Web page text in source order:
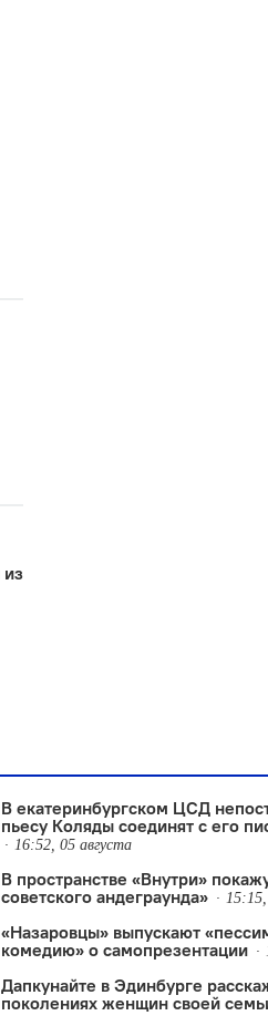
из
В екатеринбургском ЦСД
пьесу Коляды соединят с его
16:52, 05 августа
В пространстве «Внутри»
советского андеграунда»
«Назаровцы» выпускают
комедию» о самопрезентации
Дапкунайте в Эдинбурге
поколениях женщин своей